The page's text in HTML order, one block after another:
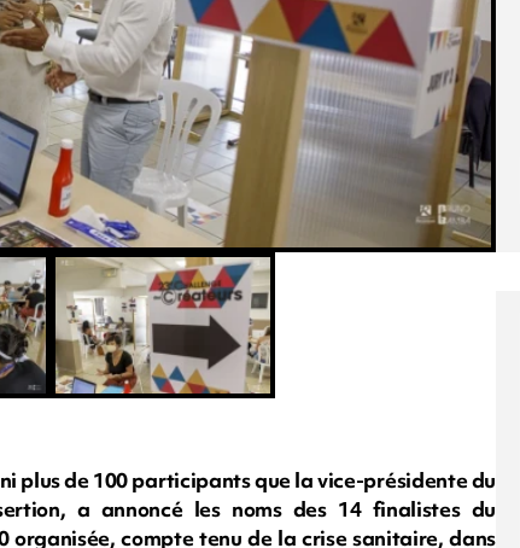
plus de 100 participants que la vice-présidente du
a annoncé les noms des 14 finalistes du
organisée, compte tenu de la crise sanitaire, dans